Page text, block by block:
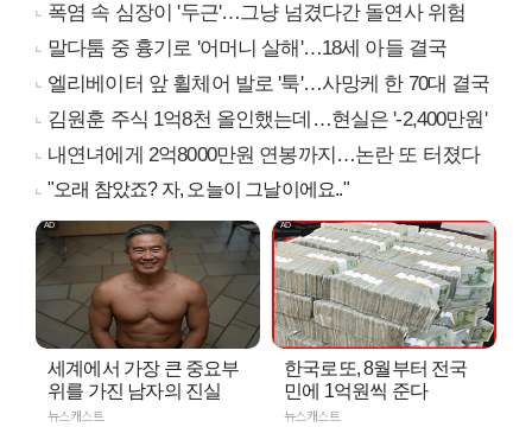
폭염 속 심장이 '두근'…그냥 넘겼다간 돌연사 위험
말다툼 중 흉기로 '어머니 살해'…18세 아들 결국
엘리베이터 앞 휠체어 발로 '툭'…사망케 한 70대 결국
김원훈 주식 1억8천 올인했는데…현실은 '-2,400만원'
내연녀에게 2억8000만원 연봉까지…논란 또 터졌다
"오래 참았죠? 자, 오늘이 그날이에요.."
세계에서 가장 큰 중요부
위를 가진 남자의 진실
뉴스캐스트
한국로또, 8월부터 전국
민에 1억원씩 준다
뉴스캐스트